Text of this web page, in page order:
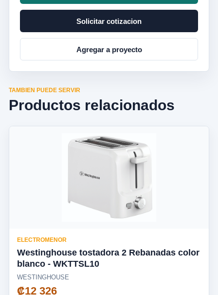
Solicitar cotizacion
Agregar a proyecto
TAMBIEN PUEDE SERVIR
Productos relacionados
ELECTROMENOR
Westinghouse tostadora 2 Rebanadas color
blanco - WKTTSL10
WESTINGHOUSE
₡12 326